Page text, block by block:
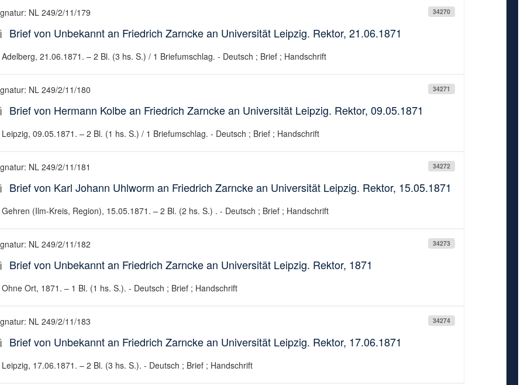
34270
NL 249/2/11/179
Brief von Unbekannt an Friedrich Zarncke an Universität Leipzig. Rektor, 21.06.1871
Adelberg, 21.06.1871. – 2 Bl. (3 hs. S.) / 1 Briefumschlag. - Deutsch ; Brief ; Handschrift
34271
NL 249/2/11/180
Brief von Hermann Kolbe an Friedrich Zarncke an Universität Leipzig. Rektor, 09.05.1871
Leipzig, 09.05.1871. – 2 Bl. (1 hs. S.) / 1 Briefumschlag. - Deutsch ; Brief ; Handschrift
34272
NL 249/2/11/181
Brief von Karl Johann Uhlworm an Friedrich Zarncke an Universität Leipzig. Rektor, 15.05.1871
Gehren (Ilm-Kreis, Region), 15.05.1871. – 2 Bl. (2 hs. S.) . - Deutsch ; Brief ; Handschrift
34273
NL 249/2/11/182
Brief von Unbekannt an Friedrich Zarncke an Universität Leipzig. Rektor, 1871
Ohne Ort, 1871. – 1 Bl. (1 hs. S.). - Deutsch ; Brief ; Handschrift
34274
NL 249/2/11/183
Brief von Unbekannt an Friedrich Zarncke an Universität Leipzig. Rektor, 17.06.1871
Leipzig, 17.06.1871. – 2 Bl. (3 hs. S.). - Deutsch ; Brief ; Handschrift